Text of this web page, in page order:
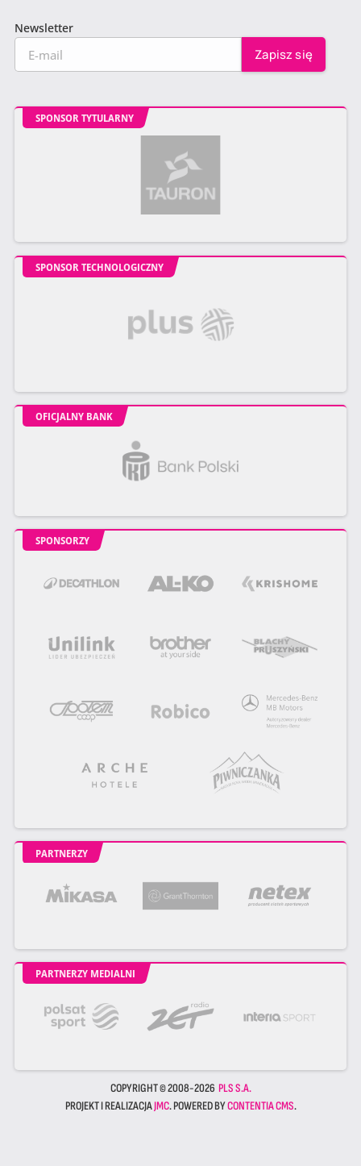
Newsletter
SPONSOR TYTULARNY
SPONSOR TECHNOLOGICZNY
OFICJALNY BANK
SPONSORZY
PARTNERZY
PARTNERZY MEDIALNI
COPYRIGHT © 2008-2026 PLS S.A.
PROJEKT I REALIZACJAJMC. POWERED BYCONTENTIA CMS.